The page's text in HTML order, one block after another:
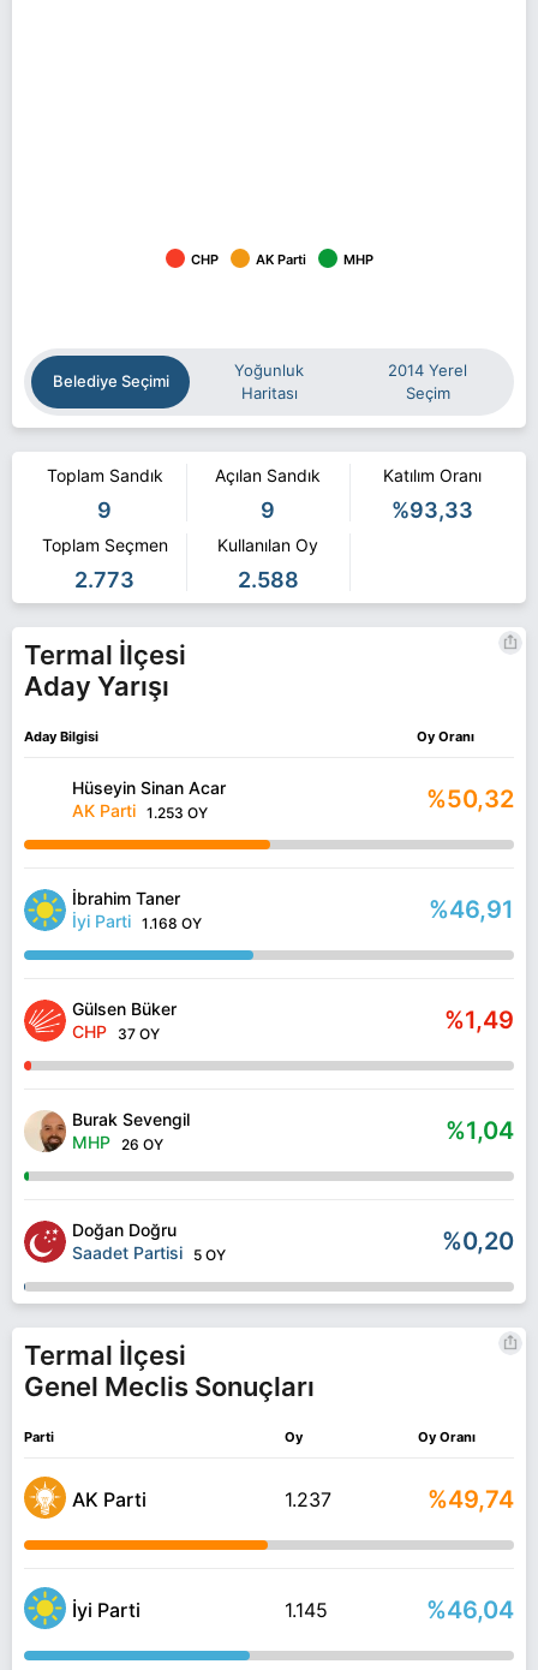
CHP AK Parti MHP
Belediye Seçimi
Yoğunluk
Haritası
2014 Yerel
Seçim
Toplam Sandık
9
Açılan Sandık
9
Katılım Oranı
%93,33
Toplam Seçmen
2.773
Kullanılan Oy
2.588
Termal İlçesi
Aday Yarışı
Aday Bilgisi Oy Oranı
Hüseyin Sinan Acar
AK Parti 1.253 OY %50,32
İbrahim Taner
İyi Parti 1.168 OY %46,91
Gülsen Büker
CHP
37 OY %1,49
Burak Sevengil
MHP 26 OY %1,04
Doğan Doğru
Saadet Partisi
5 OY %0,20
Termal İlçesi
Genel Meclis Sonuçları
Parti Oy Oy Oranı
AK Parti 1.237 %49,74
İyi Parti 1.145 %46,04